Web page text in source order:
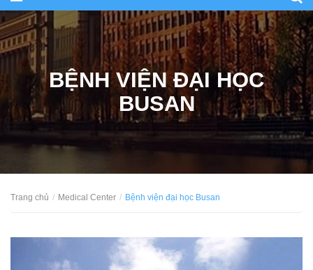
BỆNH VIỆN ĐẠI HỌC
BUSAN
Trang chủ Medical Center Bệnh viện đại học Busan